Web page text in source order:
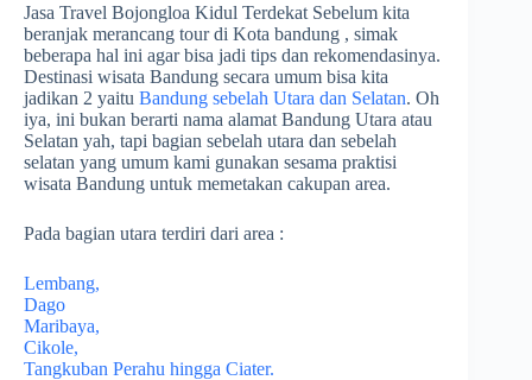
Jasa Travel Bojongloa Kidul Terdekat Sebelum kita
beranjak merancang tour di Kota bandung , simak
beberapa hal ini agar bisa jadi tips dan rekomendasinya.
Destinasi wisata Bandung secara umum bisa kita
jadikan 2 yaitu Bandung sebelah Utara dan Selatan. Oh
iya, ini bukan berarti nama alamat Bandung Utara atau
Selatan yah, tapi bagian sebelah utara dan sebelah
selatan yang umum kami gunakan sesama praktisi
wisata Bandung untuk memetakan cakupan area.
Pada bagian utara terdiri dari area :
Lembang,
Dago
Maribaya,
Cikole,
Tangkuban Perahu hingga Ciater.